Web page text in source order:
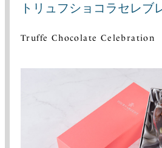
トリュフショコラセレブ
Truffe Chocolate Celebration